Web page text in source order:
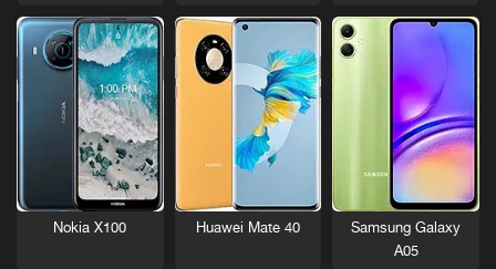
Samsung Galaxy
A05
Huawei Mate 40
Nokia X100